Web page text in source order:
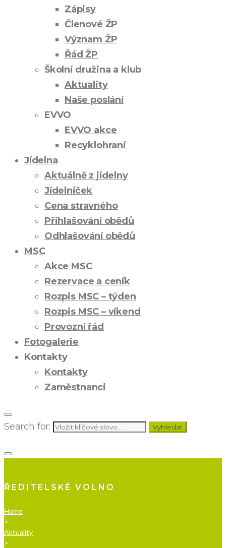
Zápisy
Členové ŽP
Význam ŽP
Řád ŽP
Školní družina a klub
Aktuality
Naše poslání
EVVO
EVVO akce
Recyklohraní
Jídelna
Aktuálně z jídelny
Jídelníček
Cena stravného
Přihlašování obědů
Odhlašování obědů
MSC
Akce MSC
Rezervace a ceník
Rozpis MSC – týden
Rozpis MSC – víkend
Provozní řád
Fotogalerie
Kontakty
Kontakty
Zaměstnanci
Search for: Vyhledat
ŘEDITELSKÉ VOLNO
Home
>
Aktuality
>